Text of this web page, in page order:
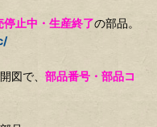
止中・生産終了の部品。
図で、 部品番号・部品コ